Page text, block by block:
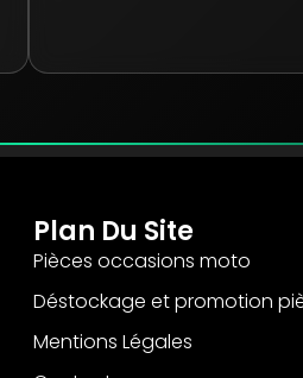
Plan Du Site
Pièces occasions moto
Déstockage et promotion
Mentions Légales